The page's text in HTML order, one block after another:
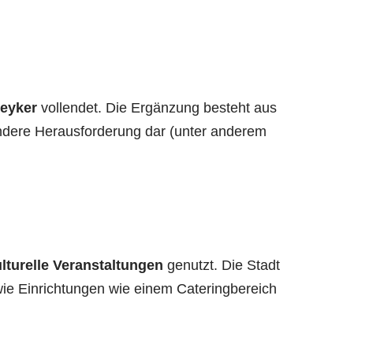
vollendet. Die Ergänzung besteht aus
Herausforderung dar (unter anderem
Veranstaltungen genutzt. Die Stadt
Einrichtungen wie einem Cateringbereich